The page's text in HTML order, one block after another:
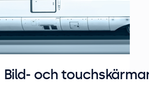
Bild- och